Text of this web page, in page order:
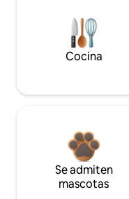
Cocina
Se admiten
mascotas